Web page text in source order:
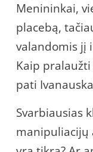
Menininkai,
placebą,
valandomis jį
Kaip
pati
Svarbiausias
manipuliacijų